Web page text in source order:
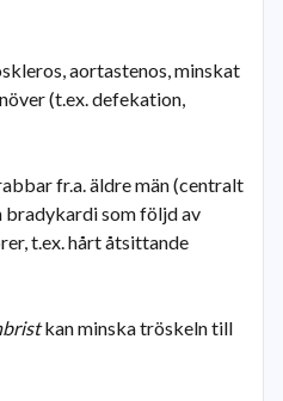
aortastenos, minskat
(t.ex. defekation,
fr.a. äldre män (centralt
bradykardi som följd av
t.ex. hårt åtsittande
kan minska tröskeln till